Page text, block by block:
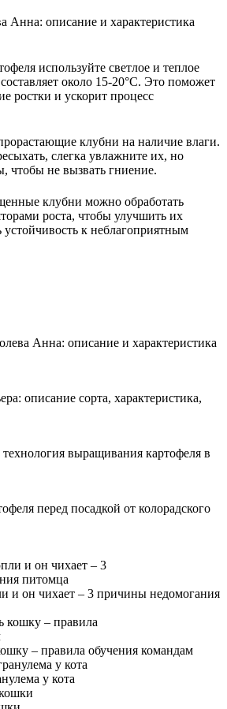
Анна: описание и характеристика
используйте светлое и теплое
около 15-20°C. Это поможет
ростки и ускорит процесс
клубни на наличие влаги.
слегка увлажните их, но
чтобы не вызвать гниение.
клубни можно обработать
роста, чтобы улучшить их
к неблагоприятным
Анна: описание и характеристика
описание сорта, характеристика,
выращивания картофеля в
перед посадкой от колорадского
и он чихает – 3 причины недомогания
– правила обучения командам
у кота